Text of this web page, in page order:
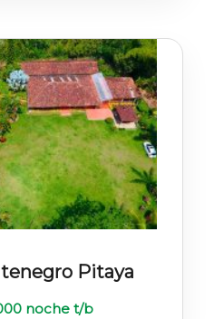
Pitaya
noche t/b